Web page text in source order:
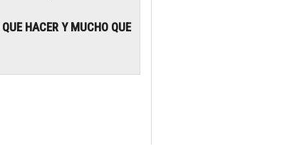
HACER Y MUCHO QUE